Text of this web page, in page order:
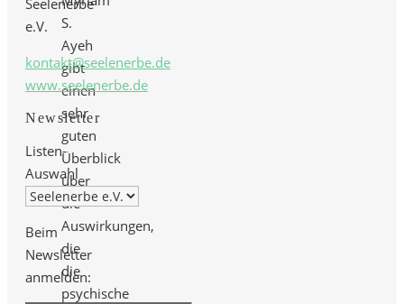
S.
Ayeh
gibt
einen
sehr
guten
Überblick
über
die
Auswirkungen,
die
die
psychische
Seelenerbe
e.V.
kontakt@seelenerbe.de
www.seelenerbe.de
Newsletter
Listen-
Auswahl
Beim
Newsletter
anmelden: